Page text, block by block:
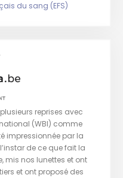
du sang (EFS)
reprises avec
(WBI) comme
impressionnée par la
de ce que fait la
mis nos lunettes et ont
et ont proposé des